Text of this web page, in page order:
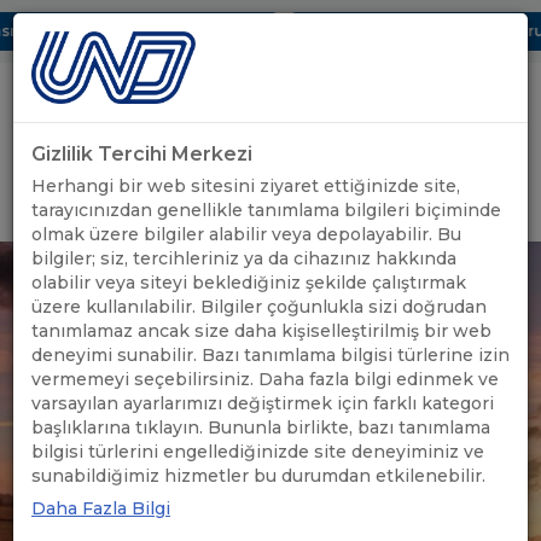
Dijital UBAK Bölümü Hakkında UND, Yunanistan Vize
Uluslararası Nakliyeciler Derneği
GİRİŞ YAP
Gizlilik Tercihi Merkezi
Herhangi bir web sitesini ziyaret ettiğinizde site,
tarayıcınızdan genellikle tanımlama bilgileri biçiminde
olmak üzere bilgiler alabilir veya depolayabilir. Bu
bilgiler; siz, tercihleriniz ya da cihazınız hakkında
olabilir veya siteyi beklediğiniz şekilde çalıştırmak
üzere kullanılabilir. Bilgiler çoğunlukla sizi doğrudan
tanımlamaz ancak size daha kişiselleştirilmiş bir web
deneyimi sunabilir. Bazı tanımlama bilgisi türlerine izin
vermemeyi seçebilirsiniz. Daha fazla bilgi edinmek ve
varsayılan ayarlarımızı değiştirmek için farklı kategori
başlıklarına tıklayın. Bununla birlikte, bazı tanımlama
bilgisi türlerini engellediğinizde site deneyiminiz ve
sunabildiğimiz hizmetler bu durumdan etkilenebilir.
Daha Fazla Bilgi